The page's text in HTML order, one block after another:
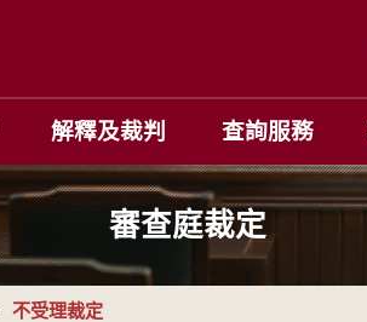
解釋及裁判 查詢服務
審查庭裁定
不受理裁定